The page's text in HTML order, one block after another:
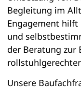
Begleitung im
Engagement
und
der Beratung
Unsere